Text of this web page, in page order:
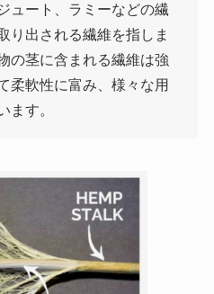
ュート、ラミーなどの繊
り出される繊維を指しま
の茎に含まれる繊維は強
柔軟性に富み、様々な用
ます。